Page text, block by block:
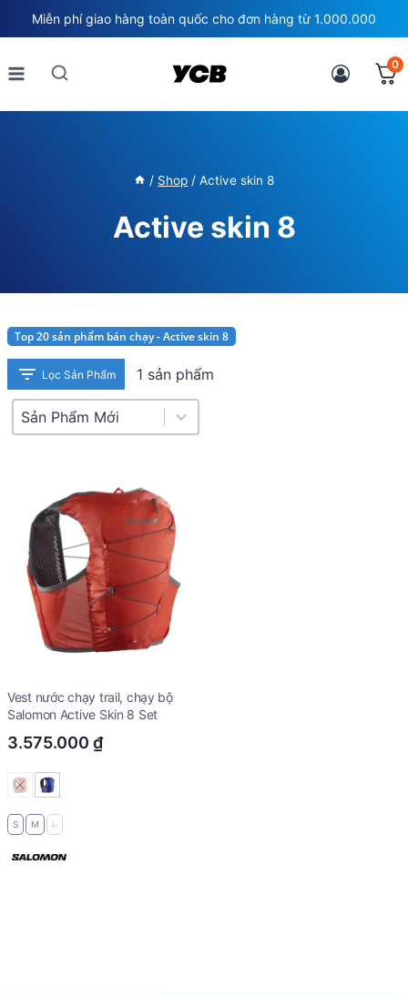
to
content
Miễn phí giao hàng toàn quốc cho đơn hàng từ 1.000.000
0
/ Shop / Active skin 8
Active skin 8
Top 20 sản phẩm bán chạy - Active skin 8
Lọc Sản Phẩm 1 sản phẩm
Product Sort
Sort content
Vest nước chạy trail, chạy bộ
Salomon Active Skin 8 Set
3.575.000 ₫
S M L